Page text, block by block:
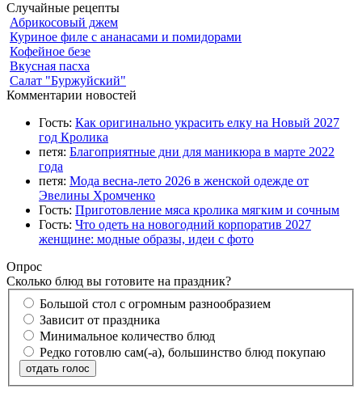
Случайные рецепты
Абрикосовый джем
Куриное филе с ананасами и помидорами
Кофейное безе
Вкусная пасха
Салат "Буржуйский"
Комментарии новостей
Гость: Как оригинально украсить елку на Новый 2027
год Кролика
петя: Благоприятные дни для маникюра в марте 2022
года
петя: Мода весна-лето 2026 в женской одежде от
Эвелины Хромченко
Гость: Приготовление мяса кролика мягким и сочным
Гость: Что одеть на новогодний корпоратив 2027
женщине: модные образы, идеи с фото
Опрос
Сколько блюд вы готовите на праздник?
Большой стол с огромным разнообразием
Зависит от праздника
Минимальное количество блюд
Редко готовлю сам(-а), большинство блюд покупаю
отдать голос